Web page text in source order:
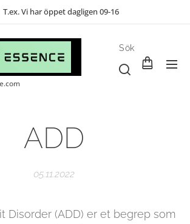
T.ex. Vi har öppet dagligen 09-16
Sök
ADD
05.11.2022
Disorder (ADD) er et begrep som